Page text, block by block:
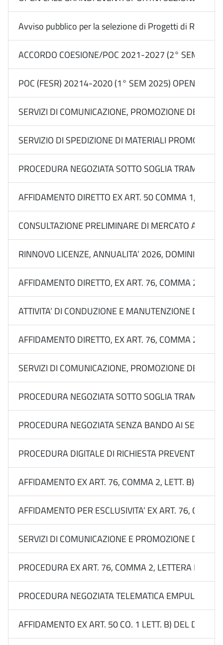
Avviso pubblico per la selezione di Progetti di Rete
ACCORDO COESIONE/POC 2021-2027 (2° SEM
POC (FESR) 20214-2020 (1° SEM 2025) OPEN CALL
SERVIZI DI COMUNICAZIONE, PROMOZIONE DEL
SERVIZIO DI SPEDIZIONE DI MATERIALI
PROCEDURA NEGOZIATA SOTTO SOGLIA TRAMITE
AFFIDAMENTO DIRETTO EX ART. 50 COMMA 1,
CONSULTAZIONE PRELIMINARE DI MERCATO
RINNOVO LICENZE, ANNUALITA’ 2026, DOMINI E
AFFIDAMENTO DIRETTO, EX ART. 76, COMMA 2,
ATTIVITA’ DI CONDUZIONE E MANUTENZIONE DEL
AFFIDAMENTO DIRETTO, EX ART. 76, COMMA 2,
SERVIZI DI COMUNICAZIONE, PROMOZIONE DEL
PROCEDURA NEGOZIATA SOTTO SOGLIA TRAMITE
PROCEDURA NEGOZIATA SENZA BANDO AI SENSI
PROCEDURA DIGITALE DI RICHIESTA PREVENTIVI
AFFIDAMENTO EX ART. 76, COMMA 2, LETT. B) DEL
AFFIDAMENTO PER ESCLUSIVITA’ EX ART. 76,
SERVIZI DI COMUNICAZIONE E PROMOZIONE DEL
PROCEDURA EX ART. 76, COMMA 2, LETTERA B)
PROCEDURA NEGOZIATA TELEMATICA EMPULIA
AFFIDAMENTO EX ART. 50 CO. 1 LETT. B) DEL